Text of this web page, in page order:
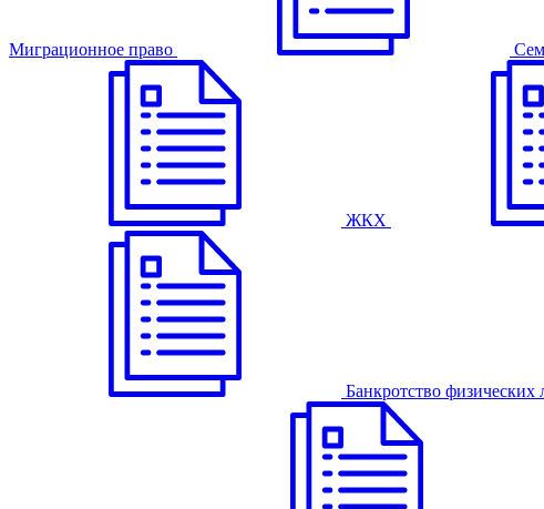
Миграционное право
ЖКХ
Банкротство физических